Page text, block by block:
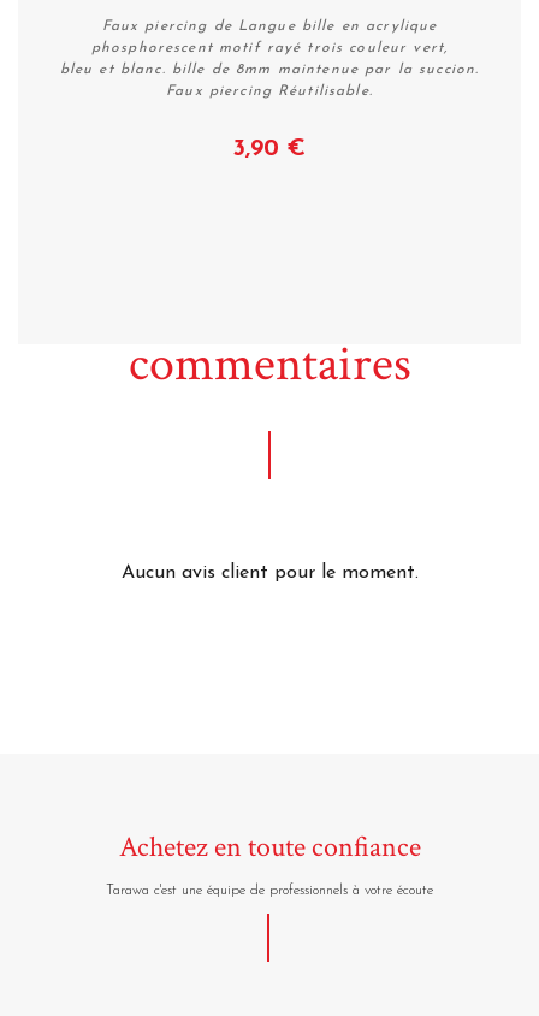
Faux piercing de Langue bille en acrylique
phosphorescent motif rayé trois couleur vert,
bleu et blanc. bille de 8mm maintenue par la succion.
Faux piercing Réutilisable.
3,90 €
commentaires
Aucun avis client pour le moment.
Achetez en toute confiance
Tarawa c'est une équipe de professionnels à votre écoute